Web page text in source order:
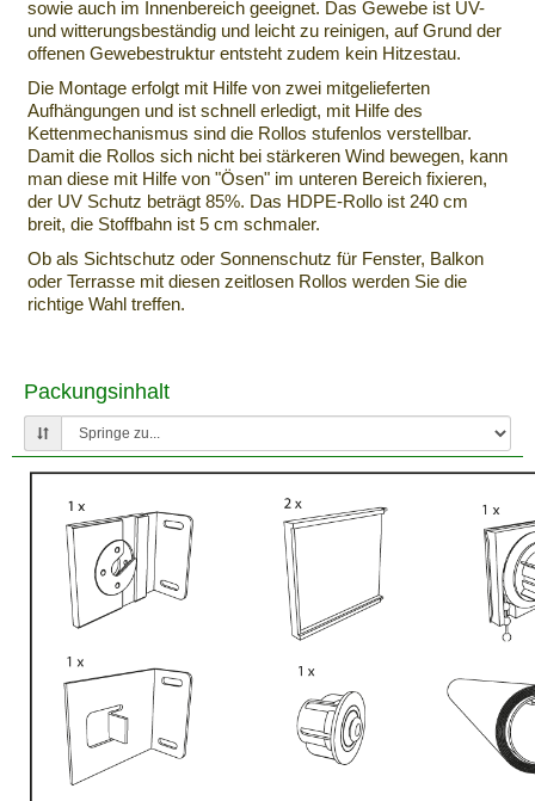
sowie auch im Innenbereich geeignet. Das Gewebe ist UV-
und witterungsbeständig und leicht zu reinigen, auf Grund der
offenen Gewebestruktur entsteht zudem kein Hitzestau.
Die Montage erfolgt mit Hilfe von zwei mitgelieferten
Aufhängungen und ist schnell erledigt, mit Hilfe des
Kettenmechanismus sind die Rollos stufenlos verstellbar.
Damit die Rollos sich nicht bei stärkeren Wind bewegen, kann
man diese mit Hilfe von "Ösen" im unteren Bereich fixieren,
der UV Schutz beträgt 85%. Das HDPE-Rollo ist 240 cm
breit, die Stoffbahn ist 5 cm schmaler.
Ob als Sichtschutz oder Sonnenschutz für Fenster, Balkon
oder Terrasse mit diesen zeitlosen Rollos werden Sie die
richtige Wahl treffen.
Packungsinhalt